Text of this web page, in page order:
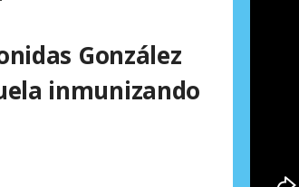
González
inmunizando